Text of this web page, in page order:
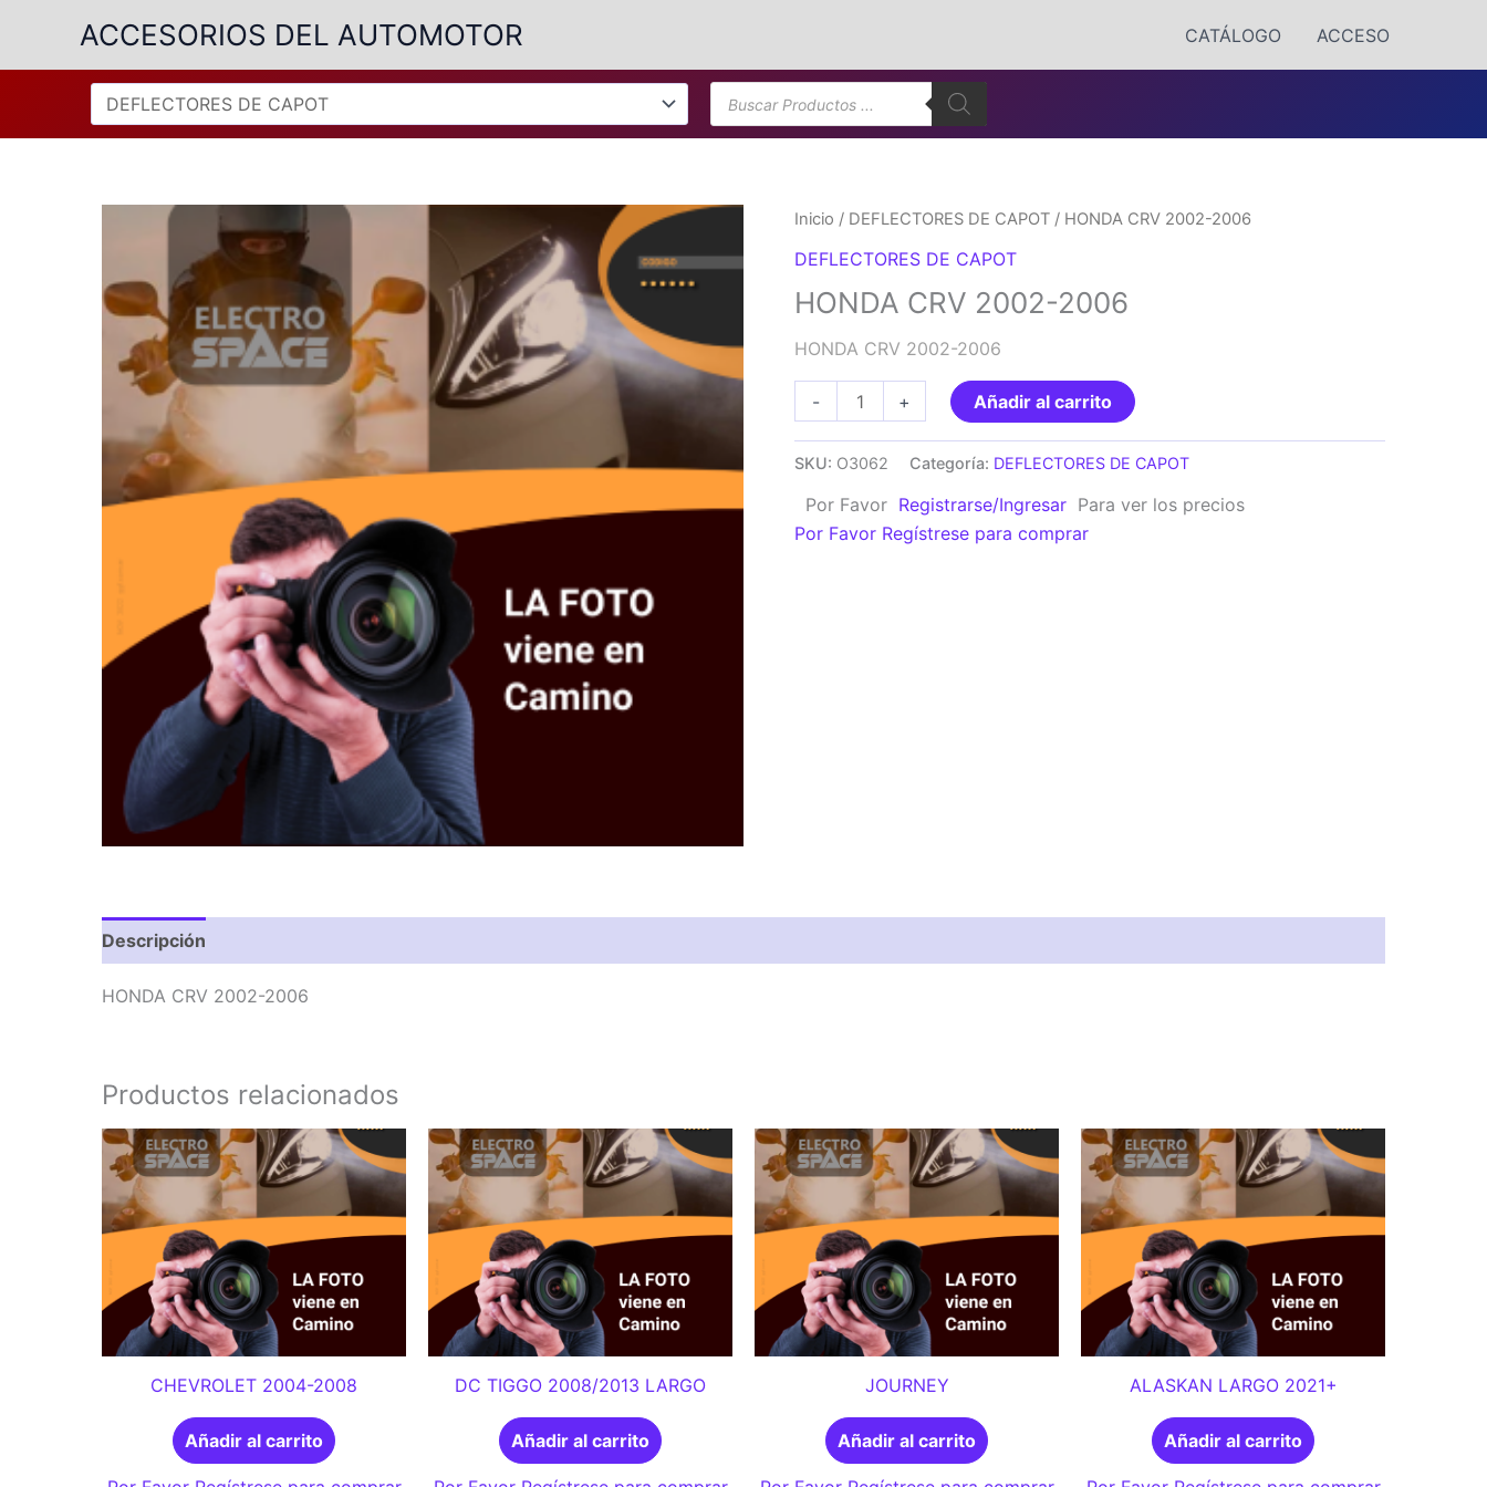
contenido
ACCESORIOS DEL AUTOMOTOR CATÁLOGO ACCESO
Búsqueda
de
productos
Inicio / DEFLECTORES DE CAPOT / HONDA CRV 2002-2006
DEFLECTORES DE CAPOT
HONDA CRV 2002-2006
HONDA CRV 2002-2006
-
HONDA
CRV
cantidad
+ Añadir al carrito
SKU: O3062 Categoría: DEFLECTORES DE CAPOT
Por Favor Registrarse/Ingresar Para ver los precios
Por Favor Regístrese para comprar
Descripción
HONDA CRV 2002-2006
Productos relacionados
CHEVROLET 2004-2008
Añadir al carrito
DC TIGGO 2008/2013 LARGO
Añadir al carrito
JOURNEY
Añadir al carrito
ALASKAN LARGO 2021+
Añadir al carrito